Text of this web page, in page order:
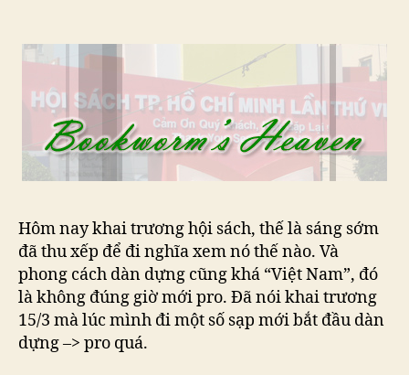
Hôm nay khai trương hội sách, thế là sáng sớm
đã thu xếp để đi nghĩa xem nó thế nào. Và
phong cách dàn dựng cũng khá “Việt Nam”, đó
là không đúng giờ mới pro. Đã nói khai trương
15/3 mà lúc mình đi một số sạp mới bắt đầu dàn
dựng –> pro quá.